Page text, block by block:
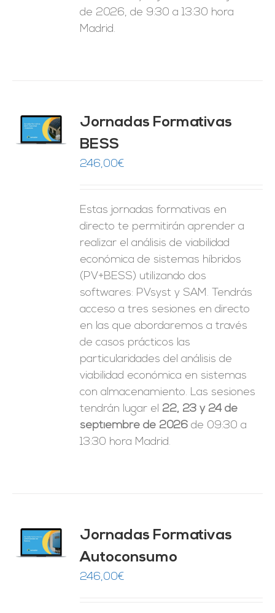
de 2026, de 9:30 a 13:30 hora
Madrid.
Jornadas Formativas
BESS
246,00€
Estas jornadas formativas en
directo te permitirán aprender a
realizar el análisis de viabilidad
económica de sistemas híbridos
(PV+BESS) utilizando dos
softwares: PVsyst y SAM. Tendrás
acceso a tres sesiones en directo
en las que abordaremos a través
de casos prácticos las
particularidades del análisis de
viabilidad económica en sistemas
con almacenamiento. Las sesiones
tendrán lugar el 22, 23 y 24 de
septiembre de 2026 de 09:30 a
13:30 hora Madrid.
Jornadas Formativas
Autoconsumo
246,00€